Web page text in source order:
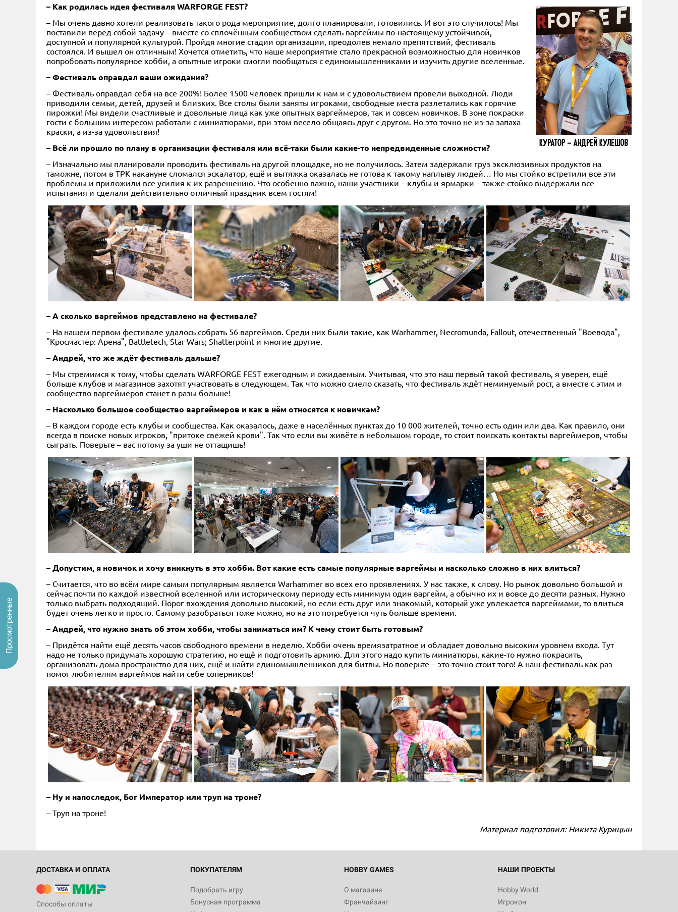
– Как родилась идея фестиваля WARFORGE FEST?
– Мы очень давно хотели реализовать такого рода мероприятие, долго планировали, готовились. И вот это случилось! Мы
поставили перед собой задачу – вместе со сплочённым сообществом сделать варгеймы по-настоящему устойчивой,
доступной и популярной культурой. Пройдя многие стадии организации, преодолев немало препятствий, фестиваль
состоялся. И вышел он отличным! Хочется отметить, что наше мероприятие стало прекрасной возможностью для новичков
попробовать популярное хобби, а опытные игроки смогли пообщаться с единомышленниками и изучить другие вселенные.
– Фестиваль оправдал ваши ожидания?
– Фестиваль оправдал себя на все 200%! Более 1500 человек пришли к нам и с удовольствием провели выходной. Люди
приводили семьи, детей, друзей и близких. Все столы были заняты игроками, свободные места разлетались как горячие
пирожки! Мы видели счастливые и довольные лица как уже опытных варгеймеров, так и совсем новичков. В зоне покраски
гости с большим интересом работали с миниатюрами, при этом весело общаясь друг с другом. Но это точно не из-за запаха
краски, а из-за удовольствия!
– Всё ли прошло по плану в организации фестиваля или всё-таки были какие-то непредвиденные сложности?
– Изначально мы планировали проводить фестиваль на другой площадке, но не получилось. Затем задержали груз эксклюзивных продуктов на
таможне, потом в ТРК накануне сломался эскалатор, ещё и вытяжка оказалась не готова к такому наплыву людей… Но мы стойко встретили все эти
проблемы и приложили все усилия к их разрешению. Что особенно важно, наши участники – клубы и ярмарки – также стойко выдержали все
испытания и сделали действительно отличный праздник всем гостям!
– А сколько варгеймов представлено на фестивале?
– На нашем первом фестивале удалось собрать 56 варгеймов. Среди них были такие, как Warhammer, Necromunda, Fallout, отечественный "Воевода",
"Кросмастер: Арена", Battletech, Star Wars; Shatterpoint и многие другие.
– Андрей, что же ждёт фестиваль дальше?
– Мы стремимся к тому, чтобы сделать WARFORGE FEST ежегодным и ожидаемым. Учитывая, что это наш первый такой фестиваль, я уверен, ещё
больше клубов и магазинов захотят участвовать в следующем. Так что можно смело сказать, что фестиваль ждёт неминуемый рост, а вместе с этим и
сообщество варгеймеров станет в разы больше!
– Насколько большое сообщество варгеймеров и как в нём относятся к новичкам?
– В каждом городе есть клубы и сообщества. Как оказалось, даже в населённых пунктах до 10 000 жителей, точно есть один или два. Как правило, они
всегда в поиске новых игроков, "притоке свежей крови". Так что если вы живёте в небольшом городе, то стоит поискать контакты варгеймеров, чтобы
сыграть. Поверьте – вас потому за уши не оттащишь!
– Допустим, я новичок и хочу вникнуть в это хобби. Вот какие есть самые популярные варгеймы и насколько сложно в них влиться?
– Считается, что во всём мире самым популярным является Warhammer во всех его проявлениях. У нас также, к слову. Но рынок довольно большой и
сейчас почти по каждой известной вселенной или историческому периоду есть минимум один варгейм, а обычно их и вовсе до десяти разных. Нужно
только выбрать подходящий. Порог вхождения довольно высокий, но если есть друг или знакомый, который уже увлекается варгеймами, то влиться
будет очень легко и просто. Самому разобраться тоже можно, но на это потребуется чуть больше времени.
– Андрей, что нужно знать об этом хобби, чтобы заниматься им? К чему стоит быть готовым?
– Придётся найти ещё десять часов свободного времени в неделю. Хобби очень времязатратное и обладает довольно высоким уровнем входа. Тут
надо не только придумать хорошую стратегию, но ещё и подготовить армию. Для этого надо купить миниатюры, какие-то нужно покрасить,
организовать дома пространство для них, ещё и найти единомышленников для битвы. Но поверьте – это точно стоит того! А наш фестиваль как раз
помог любителям варгеймов найти себе соперников!
– Ну и напоследок, Бог Император или труп на троне?
– Труп на троне!
Материал подготовил: Никита Курицын
ДОСТАВКА И ОПЛАТА
Способы оплаты
ПОКУПАТЕЛЯМ
Подобрать игру
Бонусная программа
HOBBY GAMES
О магазине
Франчайзинг
НАШИ ПРОЕКТЫ
Hobby World
Игрокон
Просмотренные
Настольная игра Hobby World Монстры
Египта
Белая смерть
12 990